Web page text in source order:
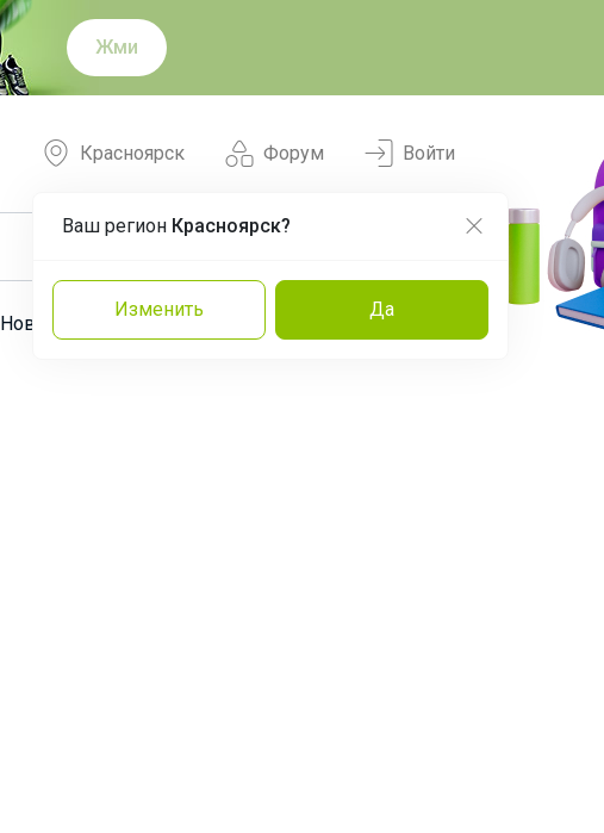
Жми
Форум
Красноярск
Ваш регион Красноярск?
Изменить Да
Войти
Новости Команда Эксперты